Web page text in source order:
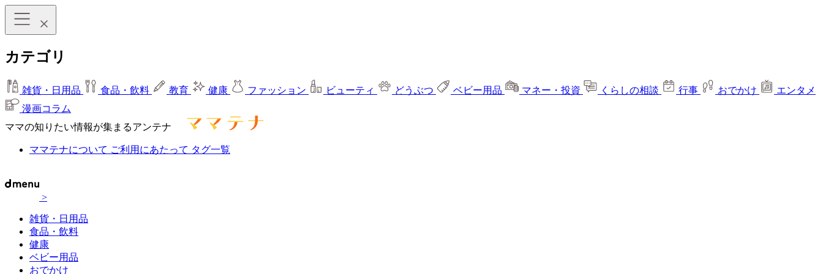
カテゴリ
雑貨・日用品 食品・飲料 教育 健康 ファッション ビューティ どうぶつ ベビー用品 マネー・投資 くらしの相談 行事 おでかけ
エンタメ
漫画コラム
ママの知りたい情報が集まるアンテナ
ママテナについて ご利用にあたって タグ一覧
>
雑貨・日用品
食品・飲料
健康
ベビー用品
おでかけ